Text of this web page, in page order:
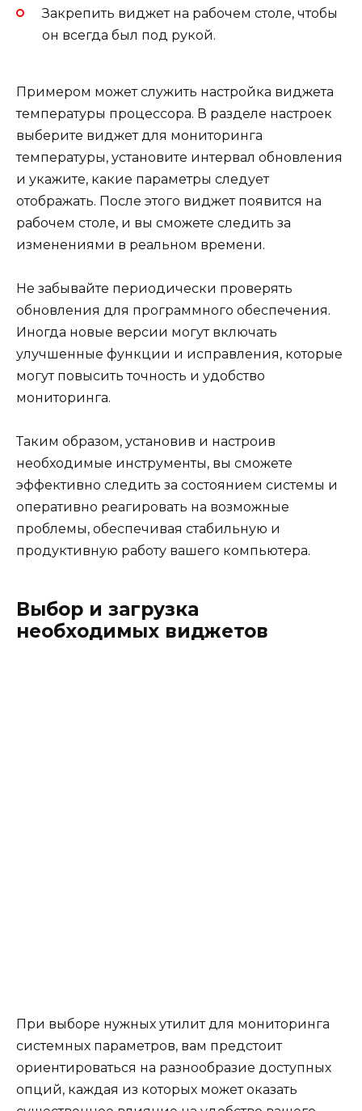
Закрепить виджет на рабочем столе, чтобы
он всегда был под рукой.
Примером может служить настройка виджета
температуры процессора. В разделе настроек
выберите виджет для мониторинга
температуры, установите интервал обновления
и укажите, какие параметры следует
отображать. После этого виджет появится на
рабочем столе, и вы сможете следить за
изменениями в реальном времени.
Не забывайте периодически проверять
обновления для программного обеспечения.
Иногда новые версии могут включать
улучшенные функции и исправления, которые
могут повысить точность и удобство
мониторинга.
Таким образом, установив и настроив
необходимые инструменты, вы сможете
эффективно следить за состоянием системы и
оперативно реагировать на возможные
проблемы, обеспечивая стабильную и
продуктивную работу вашего компьютера.
Выбор и загрузка
необходимых виджетов
При выборе нужных утилит для мониторинга
системных параметров, вам предстоит
ориентироваться на разнообразие доступных
опций, каждая из которых может оказать